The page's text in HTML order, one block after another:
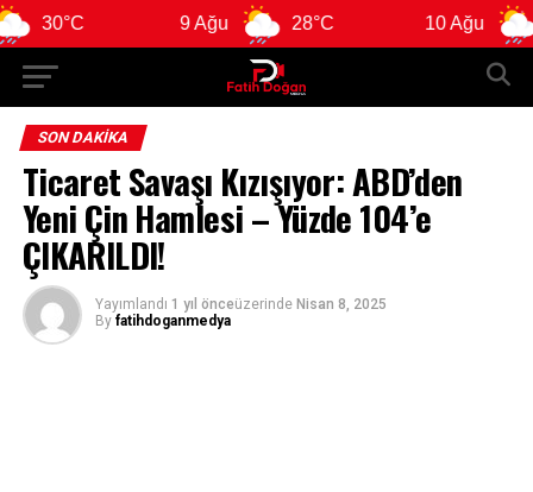
28°C 10 Ağu 28°C
SON DAKIKA
Ticaret Savaşı Kızışıyor: ABD’den
Yeni Çin Hamlesi – Yüzde 104’e
ÇIKARILDI!
Yayımlandı 1 yıl önceüzerinde Nisan 8, 2025
By fatihdoganmedya